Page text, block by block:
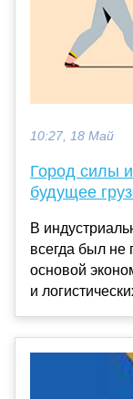
10:27, 18 Май
Город силы
будущее
В
всегда был не
основой
и